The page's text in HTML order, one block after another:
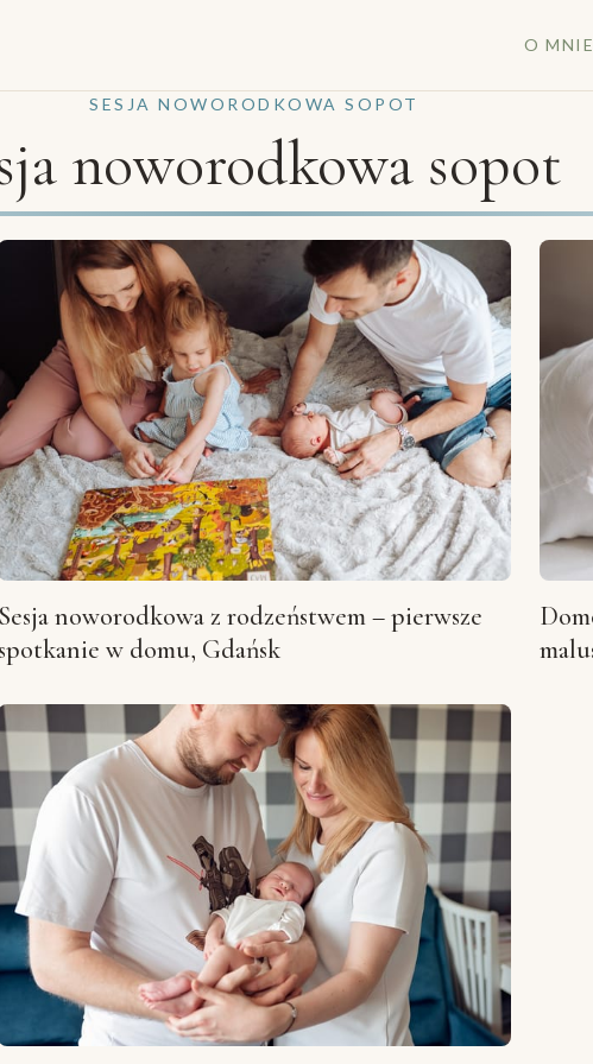
O MNIE
SESJA NOWORODKOWA SOPOT
noworodkowa sopot
Sesja noworodkowa z rodzeństwem – pierwsze
spotkanie w domu, Gdańsk